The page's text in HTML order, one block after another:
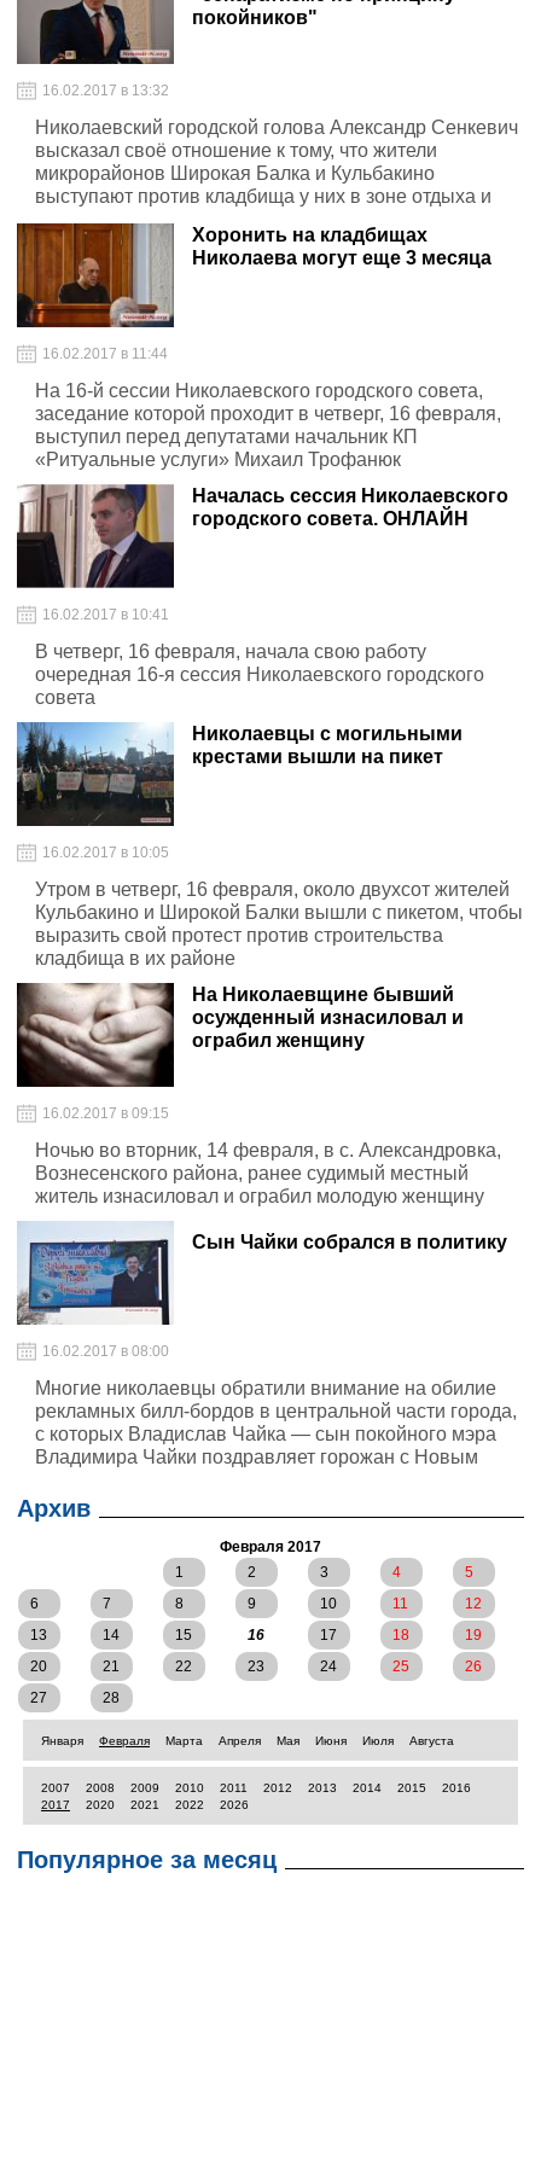
покойников"
16.02.2017 в 13:32
Николаевский городской голова Александр Сенкевич
высказал своё отношение к тому, что жители
микрорайонов Широкая Балка и Кульбакино
выступают против кладбища у них в зоне отдыха и
предлагают строительство за городом
Хоронить на кладбищах
Николаева могут еще 3 месяца
16.02.2017 в 11:44
На 16-й сессии Николаевского городского совета,
заседание которой проходит в четверг, 16 февраля,
выступил перед депутатами начальник КП
«Ритуальные услуги» Михаил Трофанюк
Началась сессия Николаевского
городского совета. ОНЛАЙН
16.02.2017 в 10:41
В четверг, 16 февраля, начала свою работу
очередная 16-я сессия Николаевского городского
совета
Николаевцы с могильными
крестами вышли на пикет
16.02.2017 в 10:05
Утром в четверг, 16 февраля, около двухсот жителей
Кульбакино и Широкой Балки вышли с пикетом, чтобы
выразить свой протест против строительства
кладбища в их районе
На Николаевщине бывший
осужденный изнасиловал и
ограбил женщину
16.02.2017 в 09:15
Ночью во вторник, 14 февраля, в с. Александровка,
Вознесенского района, ранее судимый местный
житель изнасиловал и ограбил молодую женщину
Сын Чайки собрался в политику
16.02.2017 в 08:00
Многие николаевцы обратили внимание на обилие
рекламных билл-бордов в центральной части города,
с которых Владислав Чайка — сын покойного мэра
Владимира Чайки поздравляет горожан с Новым
Архив
Февраля 2017
1
2 3 4
5
6
7 8 9 10 11
12
13
14 15 16 17 18
19
20
21 22 23 24 25
26
27
28
Января Февраля Марта Апреля Мая Июня Июля Августа
2007 2008 2009 2010 2011 2012 2013 2014 2015
2016
2017
2020 2021 2022 2026
Популярное за месяц